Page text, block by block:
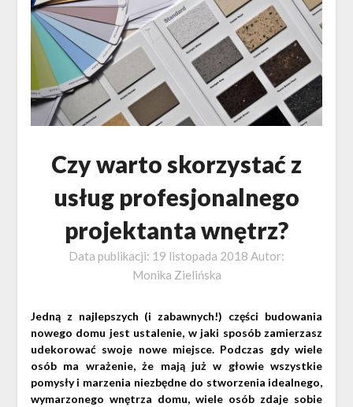
Czy warto skorzystać z
usług profesjonalnego
projektanta wnętrz?
Data publikacji: 19 listopada 2018 Autor:
Monika Zielińska
Jedną z najlepszych (i zabawnych!) części budowania
nowego domu jest ustalenie, w jaki sposób zamierzasz
udekorować swoje nowe miejsce. Podczas gdy wiele
osób ma wrażenie, że mają już w głowie wszystkie
pomysły i marzenia niezbędne do stworzenia idealnego,
wymarzonego wnętrza domu, wiele osób zdaje sobie